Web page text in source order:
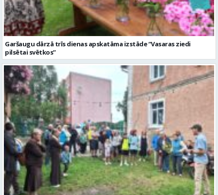
Valmieras dzimšanas diena sākas ar Krāču kakta svētkiem